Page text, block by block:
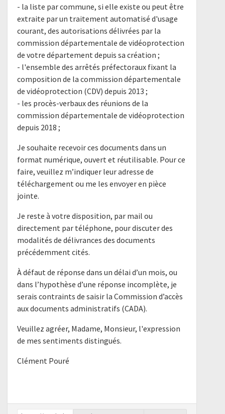
- la liste par commune, si elle existe ou peut être
extraite par un traitement automatisé d'usage
courant, des autorisations délivrées par la
commission départementale de vidéoprotection
de votre département depuis sa création ;
- l'ensemble des arrêtés préfectoraux fixant la
composition de la commission départementale
de vidéoprotection (CDV) depuis 2013 ;
- les procès-verbaux des réunions de la
commission départementale de vidéoprotection
depuis 2018 ;
Je souhaite recevoir ces documents dans un
format numérique, ouvert et réutilisable. Pour ce
faire, veuillez m’indiquer leur adresse de
téléchargement ou me les envoyer en pièce
jointe.
Je reste à votre disposition, par mail ou
directement par téléphone, pour discuter des
modalités de délivrances des documents
précédemment cités.
À défaut de réponse dans un délai d’un mois, ou
dans l’hypothèse d’une réponse incomplète, je
serais contraints de saisir la Commission d’accès
aux documents administratifs (CADA).
Veuillez agréer, Madame, Monsieur, l'expression
de mes sentiments distingués.
Clément Pouré